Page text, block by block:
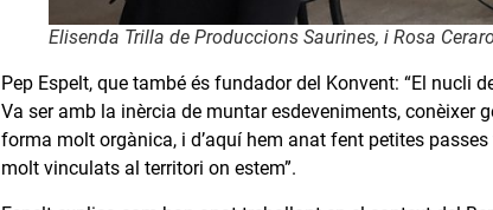
Elisenda Trilla de Produccions Saurines, i Rosa
Pep Espelt, que també és fundador del Konvent: “El nucli
Va ser amb la inèrcia de muntar esdeveniments, conèixer
forma molt orgànica, i d’aquí hem anat fent petites
molt vinculats al territori on estem”.